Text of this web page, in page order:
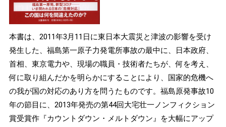
本書は、2011年3月11日に東日本大震災と津波の影響を受け
発生した、福島第一原子力発電所事故の最中に、日本政府、
首相、東京電力や、現場の職員・技術者たちが、何を考え、
何に取り組んだかを明らかにすることにより、国家的危機へ
の我が国の対応のあり方を問うたものです。福島原発事故10
年の節目に、2013年発売の第44回大宅壮一ノンフィクション
賞受賞作『カウントダウン・メルトダウン』を大幅にアップ